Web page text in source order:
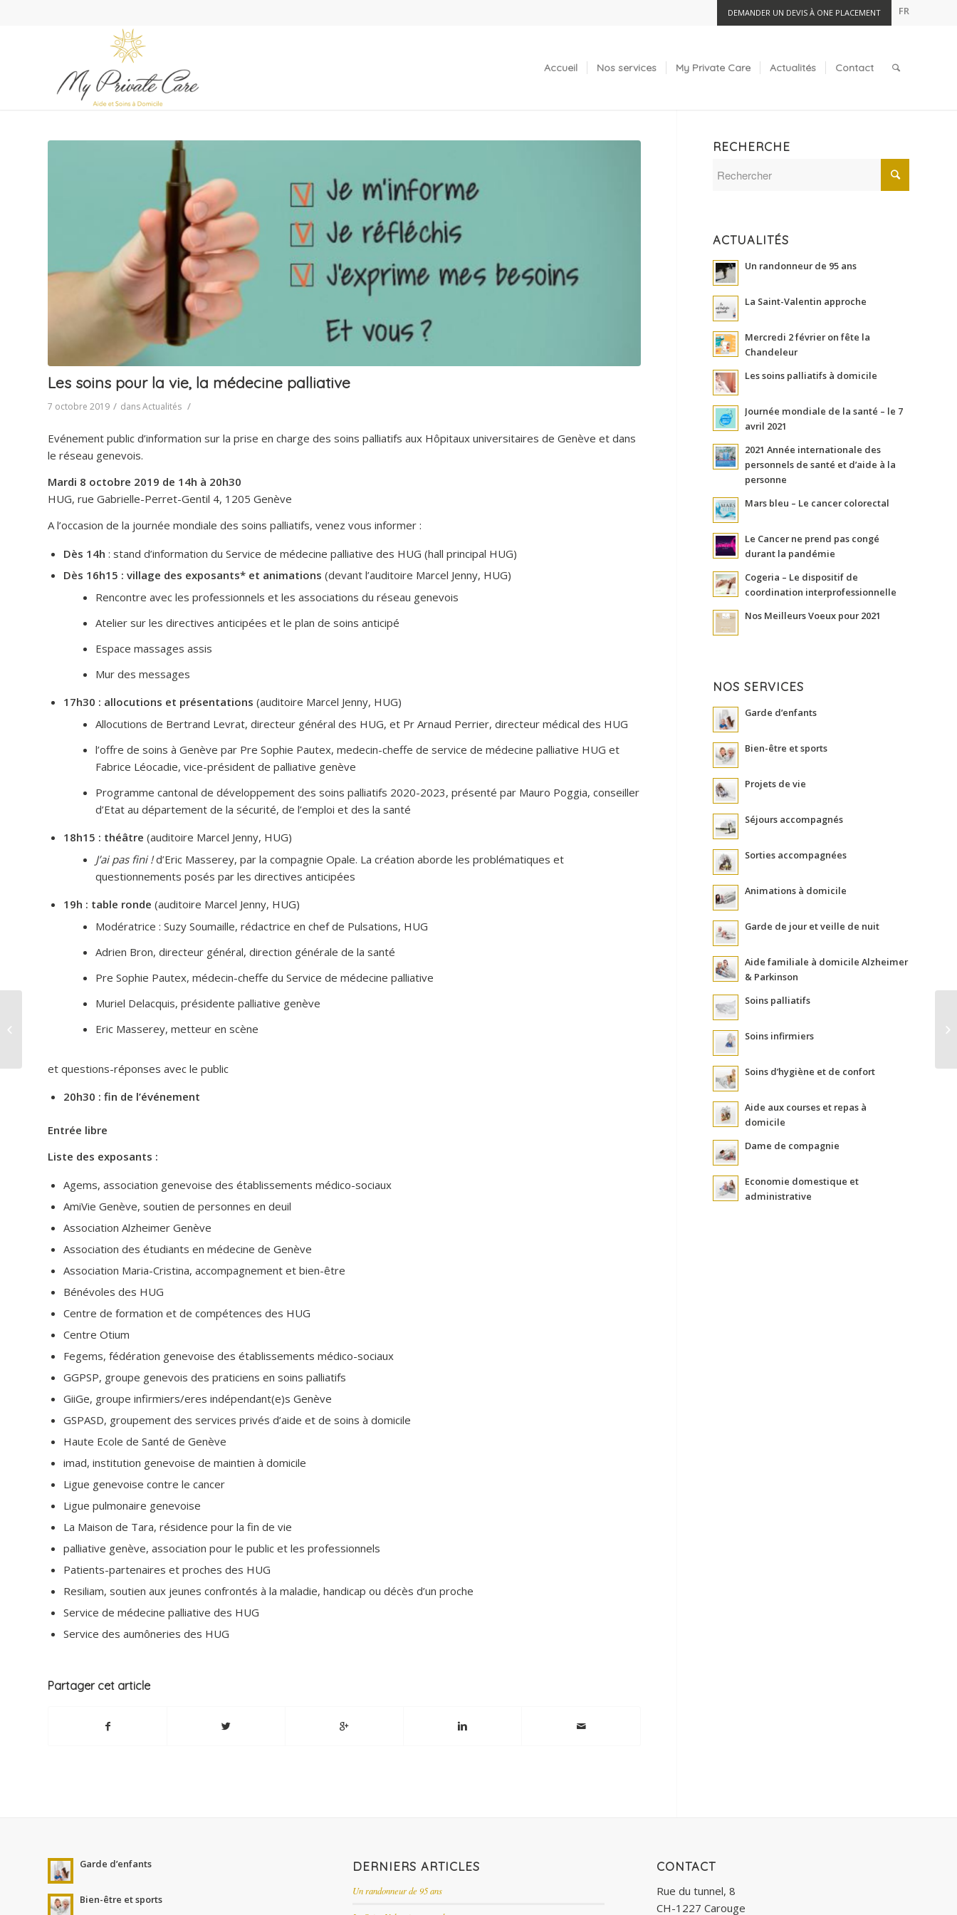
DEMANDER UN DEVIS À ONE PLACEMENT FR
Accueil Nos services My Private Care Actualités Contact
Les soins pour la vie, la médecine palliative
7 octobre 2019 / dansActualités /
Evénement public d’information sur la prise en charge des soins palliatifs aux Hôpitaux universitaires de Genève et dans
le réseau genevois.
Mardi 8 octobre 2019 de 14h à 20h30
HUG, rue Gabrielle-Perret-Gentil 4, 1205 Genève
A l’occasion de la journée mondiale des soins palliatifs, venez vous informer :
Dès 14h : stand d’information du Service de médecine palliative des HUG (hall principal HUG)
Dès 16h15 : village des exposants* et animations (devant l’auditoire Marcel Jenny, HUG)
Rencontre avec les professionnels et les associations du réseau genevois
Atelier sur les directives anticipées et le plan de soins anticipé
Espace massages assis
Mur des messages
17h30 : allocutions et présentations (auditoire Marcel Jenny, HUG)
Allocutions de Bertrand Levrat, directeur général des HUG, et Pr Arnaud Perrier, directeur médical des HUG
l’offre de soins à Genève par Pre Sophie Pautex, medecin-cheffe de service de médecine palliative HUG et
Fabrice Léocadie, vice-président de palliative genève
Programme cantonal de développement des soins palliatifs 2020-2023, présenté par Mauro Poggia, conseiller
d’Etat au département de la sécurité, de l’emploi et des la santé
18h15 : théâtre (auditoire Marcel Jenny, HUG)
J’ai pas fini !d’Eric Masserey, par la compagnie Opale. La création aborde les problématiques et
questionnements posés par les directives anticipées
19h : table ronde (auditoire Marcel Jenny, HUG)
Modératrice : Suzy Soumaille, rédactrice en chef de Pulsations, HUG
Adrien Bron, directeur général, direction générale de la santé
Pre Sophie Pautex, médecin-cheffe du Service de médecine palliative
Muriel Delacquis, présidente palliative genève
Eric Masserey, metteur en scène
et questions-réponses avec le public
20h30 : fin de l’événement
Entrée libre
Liste des exposants :
Agems, association genevoise des établissements médico-sociaux
AmiVie Genève, soutien de personnes en deuil
Association Alzheimer Genève
Association des étudiants en médecine de Genève
Association Maria-Cristina, accompagnement et bien-être
Bénévoles des HUG
Centre de formation et de compétences des HUG
Centre Otium
Fegems, fédération genevoise des établissements médico-sociaux
GGPSP, groupe genevois des praticiens en soins palliatifs
GiiGe, groupe infirmiers/eres indépendant(e)s Genève
GSPASD, groupement des services privés d’aide et de soins à domicile
Haute Ecole de Santé de Genève
imad, institution genevoise de maintien à domicile
Ligue genevoise contre le cancer
Ligue pulmonaire genevoise
La Maison de Tara, résidence pour la fin de vie
palliative genève, association pour le public et les professionnels
Patients-partenaires et proches des HUG
Resiliam, soutien aux jeunes confrontés à la maladie, handicap ou décès d’un proche
Service de médecine palliative des HUG
Service des aumôneries des HUG
Partager cet article
RECHERCHE
ACTUALITÉS
Un randonneur de 95 ans
La Saint-Valentin approche
Mercredi 2 février on fête la
Chandeleur
Les soins palliatifs à domicile
Journée mondiale de la santé – le 7
avril 2021
2021 Année internationale des
personnels de santé et d’aide à la
personne
Mars bleu – Le cancer colorectal
Le Cancer ne prend pas congé
durant la pandémie
Cogeria – Le dispositif de
coordination interprofessionnelle
Nos Meilleurs Voeux pour 2021
NOS SERVICES
Garde d’enfants
Bien-être et sports
Projets de vie
Séjours accompagnés
Sorties accompagnées
Animations à domicile
Garde de jour et veille de nuit
Aide familiale à domicile Alzheimer
& Parkinson
Soins palliatifs
Soins infirmiers
Soins d’hygiène et de confort
Aide aux courses et repas à
domicile
Dame de compagnie
Economie domestique et
administrative
Garde d’enfants
Bien-être et sports
DERNIERS ARTICLES
Un randonneur de 95 ans
CONTACT
Rue du tunnel, 8
CH-1227 Carouge
du cancer du sein – les